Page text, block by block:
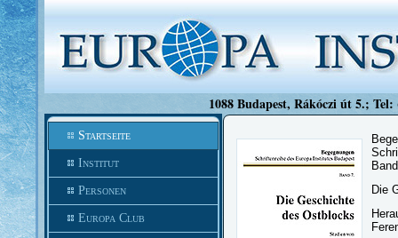
1088 Budapest, Rákóczi út 5.;
Startseite
Institut
Personen
Europa Club
Die